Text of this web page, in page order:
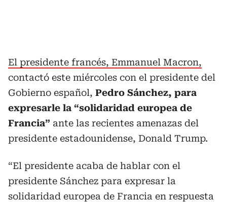
El presidente francés, Emmanuel Macron,
contactó este miércoles con el presidente del
Gobierno español, Pedro Sánchez, para
expresarle la “solidaridad europea de
Francia” ante las recientes amenazas del
presidente estadounidense, Donald Trump.
“El presidente acaba de hablar con el
presidente Sánchez para expresar la
solidaridad europea de Francia en respuesta